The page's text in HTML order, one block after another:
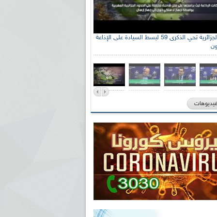
الإذاعة الجزائرية تحي الذكرى 59 لبسط السيادة على الإذاعة